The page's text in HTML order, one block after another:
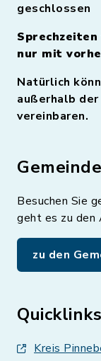
geschlossen
nur mit
Natürlich
außerhalb
vereinbaren.
Besuchen Sie
geht es zu den
zu den
Quicklinks
Kreis